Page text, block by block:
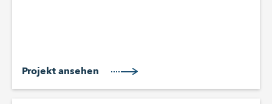
Projekt ansehen